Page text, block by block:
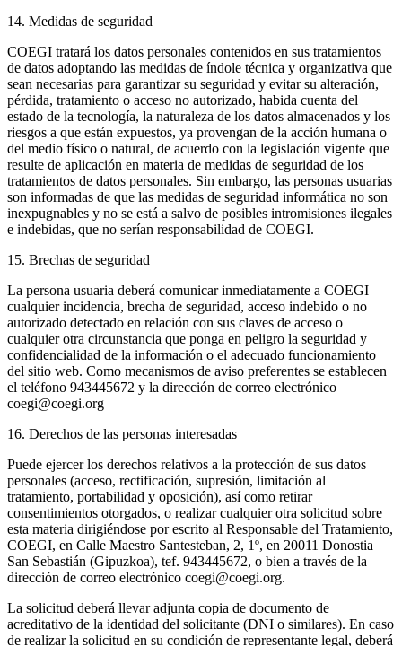
14. Medidas de seguridad
COEGI tratará los datos personales contenidos en sus tratamientos
de datos adoptando las medidas de índole técnica y organizativa que
sean necesarias para garantizar su seguridad y evitar su alteración,
pérdida, tratamiento o acceso no autorizado, habida cuenta del
estado de la tecnología, la naturaleza de los datos almacenados y los
riesgos a que están expuestos, ya provengan de la acción humana o
del medio físico o natural, de acuerdo con la legislación vigente que
resulte de aplicación en materia de medidas de seguridad de los
tratamientos de datos personales. Sin embargo, las personas usuarias
son informadas de que las medidas de seguridad informática no son
inexpugnables y no se está a salvo de posibles intromisiones ilegales
e indebidas, que no serían responsabilidad de COEGI.
15. Brechas de seguridad
La persona usuaria deberá comunicar inmediatamente a COEGI
cualquier incidencia, brecha de seguridad, acceso indebido o no
autorizado detectado en relación con sus claves de acceso o
cualquier otra circunstancia que ponga en peligro la seguridad y
confidencialidad de la información o el adecuado funcionamiento
del sitio web. Como mecanismos de aviso preferentes se establecen
el teléfono 943445672 y la dirección de correo electrónico
coegi@coegi.org
16. Derechos de las personas interesadas
Puede ejercer los derechos relativos a la protección de sus datos
personales (acceso, rectificación, supresión, limitación al
tratamiento, portabilidad y oposición), así como retirar
consentimientos otorgados, o realizar cualquier otra solicitud sobre
esta materia dirigiéndose por escrito al Responsable del Tratamiento,
COEGI, en Calle Maestro Santesteban, 2, 1º, en 20011 Donostia
San Sebastián (Gipuzkoa), tef. 943445672, o bien a través de la
dirección de correo electrónico coegi@coegi.org.
La solicitud deberá llevar adjunta copia de documento de
acreditativo de la identidad del solicitante (DNI o similares). En caso
de realizar la solicitud en su condición de representante legal, deberá